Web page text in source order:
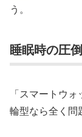
う。
睡眠時の圧
「スマートウ
輪型なら全く問